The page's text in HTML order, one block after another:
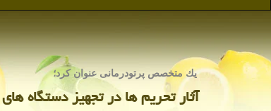
یك متخصص پرتودرمانی عنوان كرد؛
آثار تحریم ها در تجهیز دستگاه